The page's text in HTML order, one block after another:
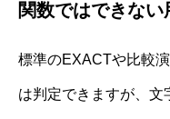
関数ではできな
標準のEXACTや比較
は判定できますが、文